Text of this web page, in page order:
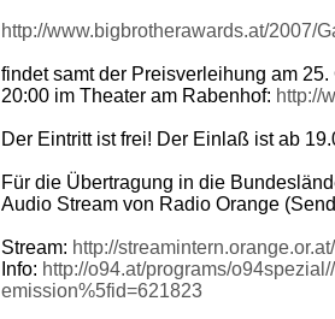
http://www.bigbrotherawards.at/2007/
findet samt der Preisverleihung am 25.
20:00 im Theater am Rabenhof: http://
Der Eintritt ist frei! Der Einlaß ist ab
Für die Übertragung in die
Audio Stream von Radio Orange
Stream: http://
Info: http://o94.at/programs/
emission%5fid=621823